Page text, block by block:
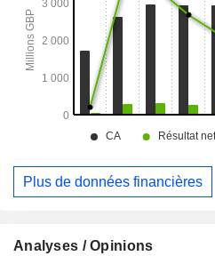
Plus de données financières
Analyses / Opinions